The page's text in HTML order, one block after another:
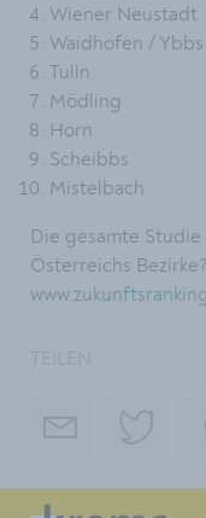
Wiener Neustadt
Waidhofen / Ybbs
Tulln
Mödling
Horn
Scheibbs
Mistelbach
Die gesamte
Österreichs